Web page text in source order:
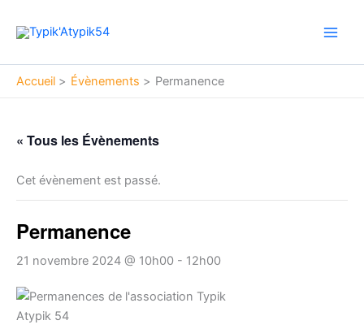
Accueil Évènements Permanence
« Tous les Évènements
Cet évènement est passé.
Permanence
21 novembre 2024 @ 10h00 - 12h00